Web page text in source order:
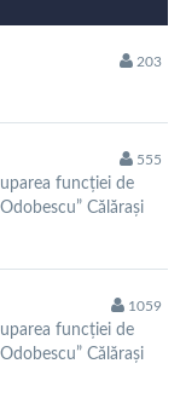
203
555
funcției de
Călărași
1059
funcției de
Călărași